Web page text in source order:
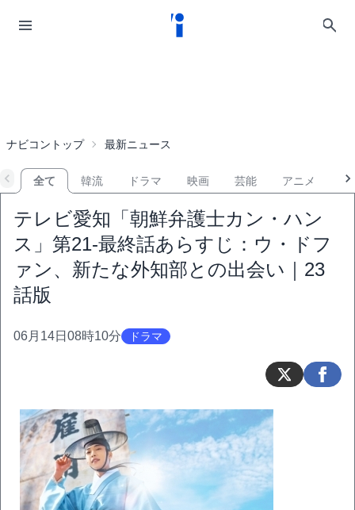
ナビコントップ 最新ニュース
全て 韓流 ドラマ 映画 芸能 アニメ
テレビ愛知「朝鮮弁護士カン・ハン
ス」第21-最終話あらすじ：ウ・ドフ
ァン、新たな外知部との出会い｜23
話版
06月14日08時10分 ドラマ